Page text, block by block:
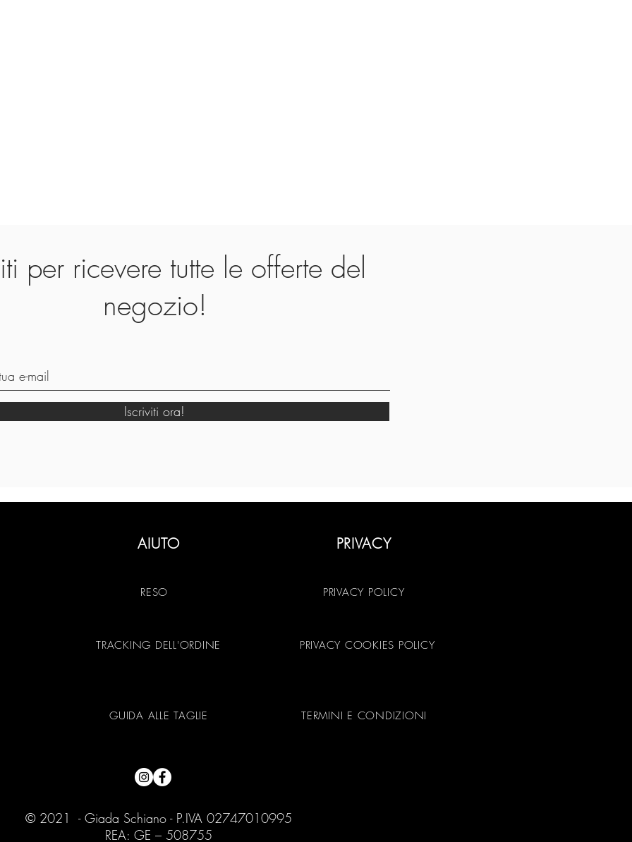
per ricevere tutte le offerte del
negozio!
Iscriviti ora!
AIUTO
RESO
TRACKING DELL'ORDINE
GUIDA ALLE TAGLIE
PRIVACY
PRIVACY POLICY
PRIVACY COOKIES POLICY
TERMINI E CONDIZIONI
© 2021 - Giada Schiano - P.IVA 02747010995
REA: GE – 508755